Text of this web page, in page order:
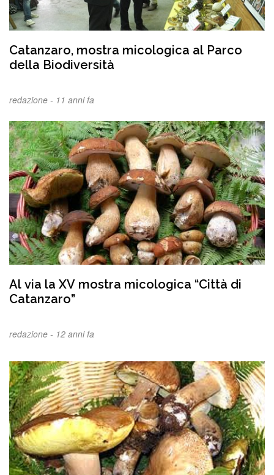
Catanzaro, mostra micologica al Parco
della Biodiversità
redazione - 11 anni fa
Al via la XV mostra micologica “Città di
Catanzaro”
redazione - 12 anni fa